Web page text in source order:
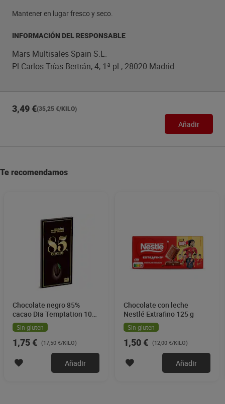
Mantener en lugar fresco y seco.
INFORMACIÓN DEL RESPONSABLE
Mars Multisales Spain S.L.
Pl.Carlos Trías Bertrán, 4, 1ª pl., 28020 Madrid
3,49 €(35,25 €/KILO)
Añadir
Te recomendamos
Chocolate negro 85%
cacao Dia Temptation 100
gSin gluten
1,75 € (17,50 €/KILO)
Añadir
Chocolate con leche
Nestlé Extrafino 125 g
Sin gluten
1,50 € (12,00 €/KILO)
Añadir